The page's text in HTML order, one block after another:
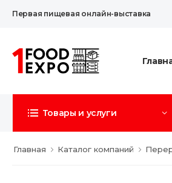
Первая пищевая онлайн-выставка
Товары и услуги
Главная Каталог компаний